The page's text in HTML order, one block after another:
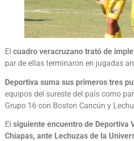
El cuadro veracruzano trató de
par de ellas terminaron en jugadas
Deportiva suma sus primeros tres
equipos del sureste del país como
Grupo 16 con Boston Cancún y
El siguiente encuentro de Deportiva
Chiapas, ante Lechuzas de la